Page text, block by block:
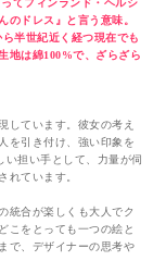
のドレス』と言う意味。
半世紀近く経つ現在でも
地は綿100%で、ざらざら
しています。彼女の考え
を引き付け、強い印象を
い担い手として、力量が伺
れています。
統合が楽しくも大人でク
こをとっても一つの絵と
で、デザイナーの思考や